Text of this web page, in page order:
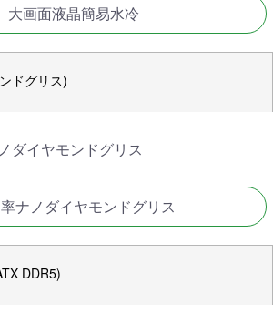
大画面液晶簡易水冷
ドグリス)
ダイヤモンドグリス
ナノダイヤモンドグリス
DDR5)